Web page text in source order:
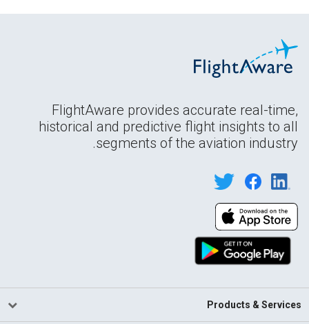
FlightAware provides accurate real-time,
historical and predictive flight insights to all
segments of the aviation industry.
Products & Services